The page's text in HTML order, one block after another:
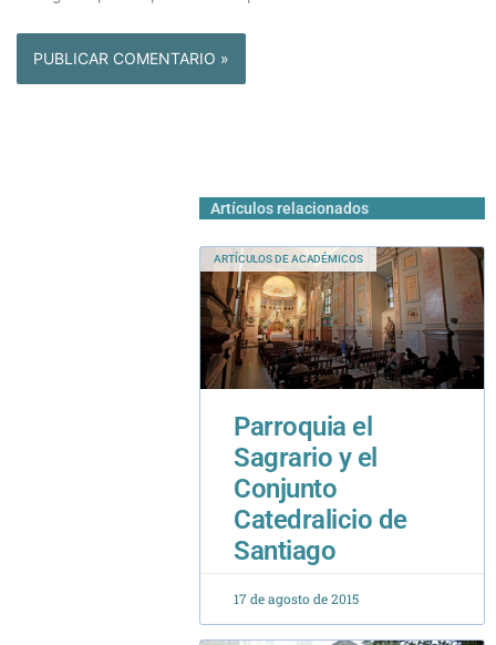
Artículos relacionados
ARTÍCULOS DE ACADÉMICOS
Parroquia el
Sagrario y el
Conjunto
Catedralicio de
Santiago
17 de agosto de 2015